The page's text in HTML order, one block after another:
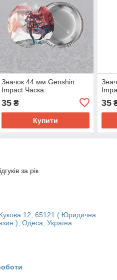
Значок 44 мм Genshin
Impact Часка
35₴
Купити
35
за рік
12, 65121 ( Юридична
), Одеса, Україна